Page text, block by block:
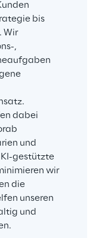
bis
Wir
,
dabei
und
gestützte
wir
die
unseren
und